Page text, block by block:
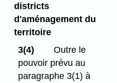
districts
d'aménagement du
territoire
3(4)
Outre le
pouvoir prévu au
paragraphe 3(1) à